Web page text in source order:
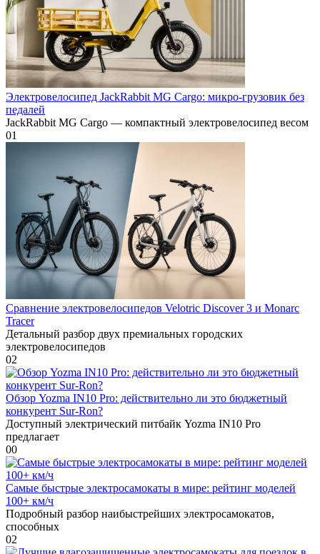
Электровелосипед JackRabbit MG Cargo: микро-грузовик без
педалей
JackRabbit MG Cargo — компактный электровелосипед весом
01
Сравнение электровелосипедов Velotric Discover 3 и Monarc
Tracer
Детальный разбор двух премиальных городских
электровелосипедов
02
Обзор Yozma IN10 Pro: действительно ли это бюджетный
конкурент Sur-Ron?
Доступный электрический питбайк Yozma IN10 Pro
предлагает
00
Самые быстрые электросамокаты в мире: рейтинг моделей
100+ км/ч
Подробный разбор наибыстрейших электросамокатов,
способных
02